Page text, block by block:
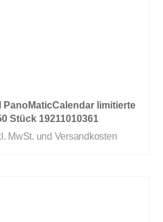
PanoMaticCalendar limitierte
Stück 19211010361
MwSt. und Versandkosten